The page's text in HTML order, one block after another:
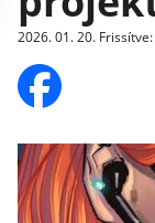
2026. 01. 20. Frissítve: